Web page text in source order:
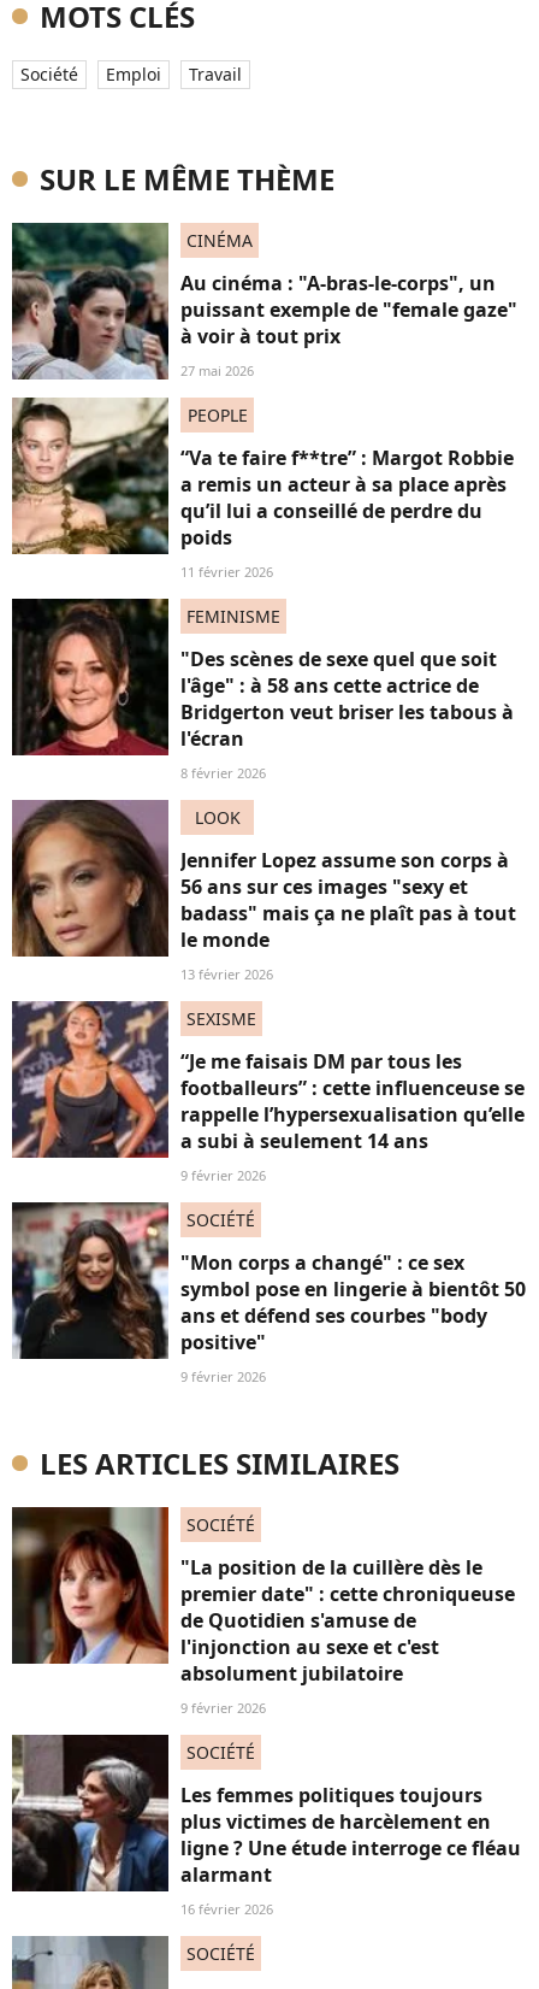
MOTS CLÉS
Société Emploi Travail
SUR LE MÊME THÈME
CINÉMA
Au cinéma : "A-bras-le-corps", un
puissant exemple de "female gaze"
à voir à tout prix
27 mai 2026
PEOPLE
“Va te faire f**tre” : Margot Robbie
a remis un acteur à sa place après
qu’il lui a conseillé de perdre du
poids
11 février 2026
FEMINISME
"Des scènes de sexe quel que soit
l'âge" : à 58 ans cette actrice de
Bridgerton veut briser les tabous à
l'écran
8 février 2026
LOOK
Jennifer Lopez assume son corps à
56 ans sur ces images "sexy et
badass" mais ça ne plaît pas à tout
le monde
13 février 2026
SEXISME
“Je me faisais DM par tous les
footballeurs” : cette influenceuse se
rappelle l’hypersexualisation qu’elle
a subi à seulement 14 ans
9 février 2026
SOCIÉTÉ
"Mon corps a changé" : ce sex
symbol pose en lingerie à bientôt 50
ans et défend ses courbes "body
positive"
9 février 2026
LES ARTICLES SIMILAIRES
SOCIÉTÉ
"La position de la cuillère dès le
premier date" : cette chroniqueuse
de Quotidien s'amuse de
l'injonction au sexe et c'est
absolument jubilatoire
9 février 2026
SOCIÉTÉ
Les femmes politiques toujours
plus victimes de harcèlement en
ligne ? Une étude interroge ce fléau
alarmant
16 février 2026
SOCIÉTÉ